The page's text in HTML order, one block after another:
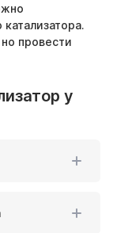
провести
у